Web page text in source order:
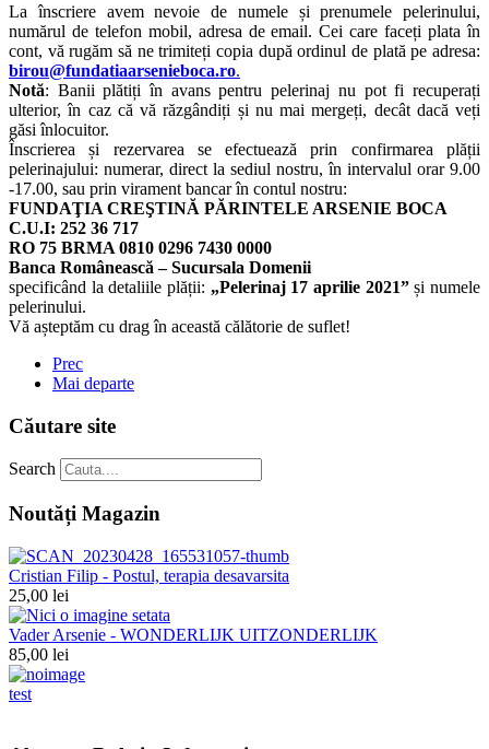
La înscriere avem nevoie de numele și prenumele pelerinului,
numărul de telefon mobil, adresa de email. Cei care faceți plata în
cont, vă rugăm să ne trimiteți copia după ordinul de plată pe adresa:
birou@fundatiaarsenieboca.ro.
Notă: Banii plătiți în avans pentru pelerinaj nu pot fi recuperați
ulterior, în caz că vă răzgândiți și nu mai mergeți, decât dacă veți
găsi înlocuitor.
Înscrierea și rezervarea se efectuează prin confirmarea plății
pelerinajului: numerar, direct la sediul nostru, în intervalul orar 9.00
-17.00, sau prin virament bancar în contul nostru:
FUNDAŢIA CREŞTINĂ PĂRINTELE ARSENIE BOCA
C.U.I: 252 36 717
RO 75 BRMA 0810 0296 7430 0000
Banca Românească – Sucursala Domenii
specificând la detaliile plății: „Pelerinaj 17 aprilie 2021”și numele
pelerinului.
Vă așteptăm cu drag în această călătorie de suflet!
Prec
Mai departe
Căutare site
Search
Noutăți Magazin
Cristian Filip - Postul, terapia desavarsita
25,00 lei
Vader Arsenie - WONDERLIJK UITZONDERLIJK
85,00 lei
test